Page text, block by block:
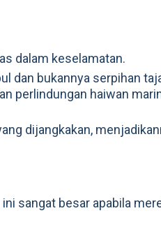
dalam keselamatan.
dan bukannya serpihan
perlindungan haiwan
dijangkakan,
sangat besar apabila